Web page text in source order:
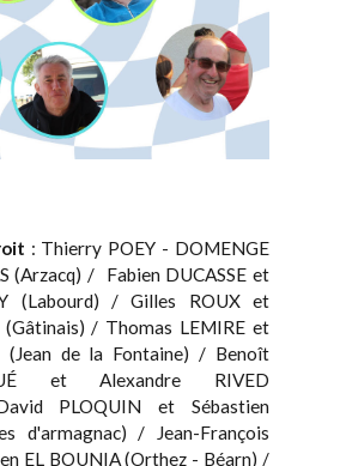
: Thierry POEY - DOMENGE
(Arzacq) / Fabien DUCASSE et
(Labourd) / Gilles ROUX et
(Gâtinais) / Thomas LEMIRE et
(Jean de la Fontaine) / Benoît
et Alexandre RIVED
PLOQUIN et Sébastien
d'armagnac) / Jean-François
EL BOUNIA (Orthez - Béarn) /